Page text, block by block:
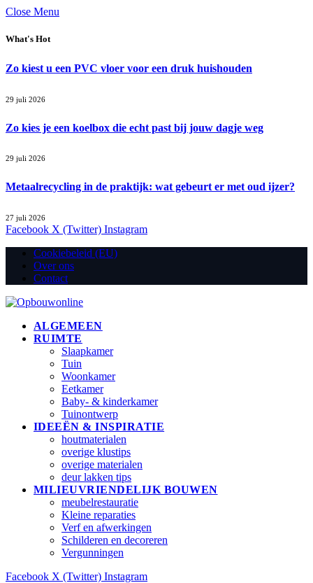
Close Menu
What's Hot
Zo kiest u een PVC vloer voor een druk huishouden
29 juli 2026
Zo kies je een koelbox die echt past bij jouw dagje weg
29 juli 2026
Metaalrecycling in de praktijk: wat gebeurt er met oud ijzer?
27 juli 2026
Facebook X (Twitter) Instagram
Cookiebeleid (EU)
Over ons
Contact
ALGEMEEN
RUIMTE
Slaapkamer
Tuin
Woonkamer
Eetkamer
Baby- & kinderkamer
Tuinontwerp
IDEEËN & INSPIRATIE
houtmaterialen
overige klustips
overige materialen
deur lakken tips
MILIEUVRIENDELIJK BOUWEN
meubelrestauratie
Kleine reparaties
Verf en afwerkingen
Schilderen en decoreren
Vergunningen
Facebook X (Twitter) Instagram